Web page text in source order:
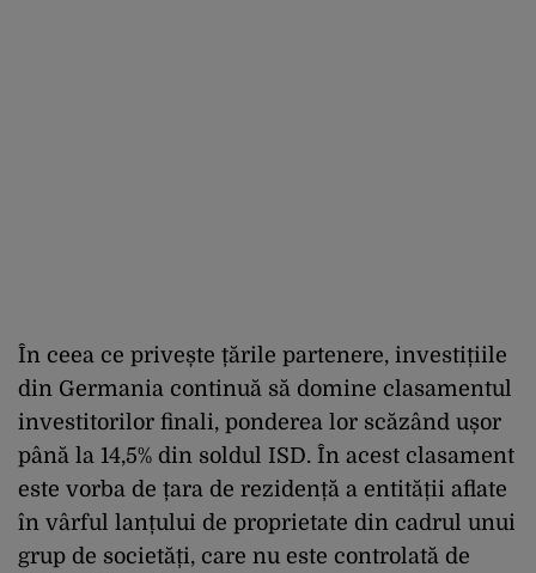
În ceea ce privește țările partenere, investițiile
din Germania continuă să domine clasamentul
investitorilor finali, ponderea lor scăzând ușor
până la 14,5% din soldul ISD. În acest clasament
este vorba de țara de rezidență a entității aflate
în vârful lanțului de proprietate din cadrul unui
grup de societăți, care nu este controlată de